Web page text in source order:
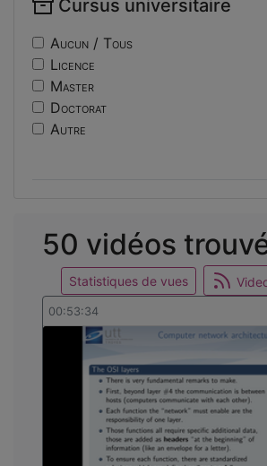
50 vidéos
Statistiques de vues
00:53:34
Sécurité
Sociologie
if14
ri
usinage
edc
engineering
ev14
osticket
Cursus universitaire
Aucun / Tous
Licence
Master
Doctorat
Autre